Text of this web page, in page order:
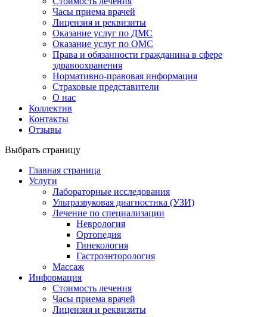
Часы приема врачей
Лицензия и реквизиты
Оказание услуг по ДМС
Оказание услуг по ОМС
Права и обязанности гражданина в сфере
здравоохранения
Нормативно-правовая информация
Страховые представители
О нас
Коллектив
Контакты
Отзывы
Выбрать страницу
Главная страница
Услуги
Лабораторные исследования
Ультразвуковая диагностика (УЗИ)
Лечение по специализации
Неврология
Ортопедия
Гинекология
Гастроэнторология
Массаж
Информация
Стоимость лечения
Часы приема врачей
Лицензия и реквизиты